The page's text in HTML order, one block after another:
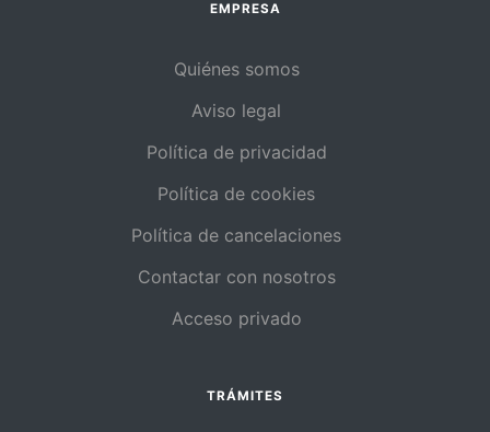
EMPRESA
Quiénes somos
Aviso legal
Política de privacidad
Política de cookies
Política de cancelaciones
Contactar con nosotros
Acceso privado
TRÁMITES